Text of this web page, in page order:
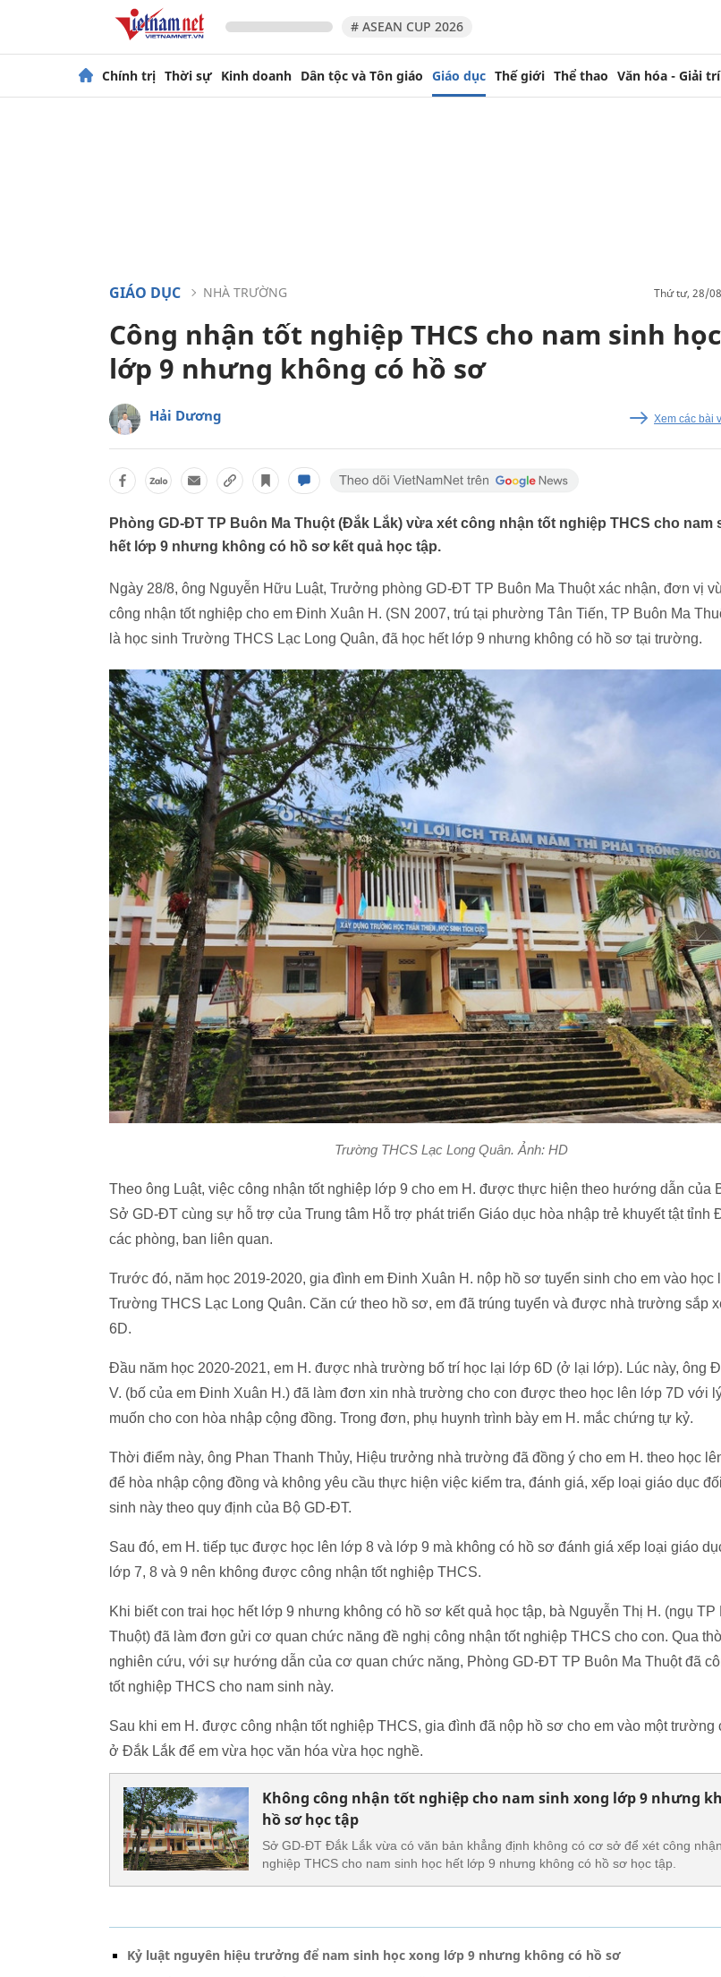
# ASEAN CUP 2026
Chính trị Thời sự Kinh doanh Dân tộc và Tôn giáo Giáo dục Thế giới Thể thao Văn hóa - Giải trí
GIÁO DỤC NHÀ TRƯỜNG thứ tư, 28/
Công nhận tốt nghiệp THCS cho nam sinh
lớp 9 nhưng không có hồ sơ
Hải Dương Xem các bài
Phòng GD-ĐT TP Buôn Ma Thuột (Đắk Lắk) vừa xét công nhận tốt nghiệp THCS cho nam
hết lớp 9 nhưng không có hồ sơ kết quả học tập.
Ngày 28/8, ông Nguyễn Hữu Luật, Trưởng phòng GD-ĐT TP Buôn Ma Thuột xác nhận, đơn vị
công nhận tốt nghiệp cho em Đinh Xuân H. (SN 2007, trú tại phường Tân Tiến, TP Buôn Ma
là học sinh Trường THCS Lạc Long Quân, đã học hết lớp 9 nhưng không có hồ sơ tại trường.
Trường THCS Lạc Long Quân. Ảnh: HD
Theo ông Luật, việc công nhận tốt nghiệp lớp 9 cho em H. được thực hiện theo hướng dẫn của
Sở GD-ĐT cùng sự hỗ trợ của Trung tâm Hỗ trợ phát triển Giáo dục hòa nhập trẻ khuyết tật tỉnh
các phòng, ban liên quan.
Trước đó, năm học 2019-2020, gia đình em Đinh Xuân H. nộp hồ sơ tuyển sinh cho em vào học
Trường THCS Lạc Long Quân. Căn cứ theo hồ sơ, em đã trúng tuyển và được nhà trường sắp
6D.
Đầu năm học 2020-2021, em H. được nhà trường bố trí học lại lớp 6D (ở lại lớp). Lúc này, ông
V. (bố của em Đinh Xuân H.) đã làm đơn xin nhà trường cho con được theo học lên lớp 7D với
muốn cho con hòa nhập cộng đồng. Trong đơn, phụ huynh trình bày em H. mắc chứng tự kỷ.
Thời điểm này, ông Phan Thanh Thủy, Hiệu trưởng nhà trường đã đồng ý cho em H. theo học
để hòa nhập cộng đồng và không yêu cầu thực hiện việc kiểm tra, đánh giá, xếp loại giáo dục
sinh này theo quy định của Bộ GD-ĐT.
Sau đó, em H. tiếp tục được học lên lớp 8 và lớp 9 mà không có hồ sơ đánh giá xếp loại giáo
lớp 7, 8 và 9 nên không được công nhận tốt nghiệp THCS.
Khi biết con trai học hết lớp 9 nhưng không có hồ sơ kết quả học tập, bà Nguyễn Thị H. (ngụ TP
Thuột) đã làm đơn gửi cơ quan chức năng đề nghị công nhận tốt nghiệp THCS cho con. Qua
nghiên cứu, với sự hướng dẫn của cơ quan chức năng, Phòng GD-ĐT TP Buôn Ma Thuột đã
tốt nghiệp THCS cho nam sinh này.
Sau khi em H. được công nhận tốt nghiệp THCS, gia đình đã nộp hồ sơ cho em vào một trường
ở Đắk Lắk để em vừa học văn hóa vừa học nghề.
Không công nhận tốt nghiệp cho nam sinh xong lớp 9 nhưng
hồ sơ học tập
Sở GD-ĐT Đắk Lắk vừa có văn bản khẳng định không có cơ sở để xét công
nghiệp THCS cho nam sinh học hết lớp 9 nhưng không có hồ sơ học tập.
Kỷ luật nguyên hiệu trưởng để nam sinh học xong lớp 9 nhưng không có hồ sơ